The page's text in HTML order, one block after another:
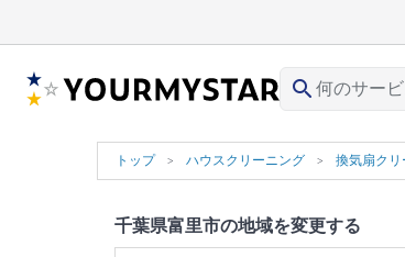
search
トップ ハウスクリーニング 換気扇クリ
千葉県富里市の地域を変更する